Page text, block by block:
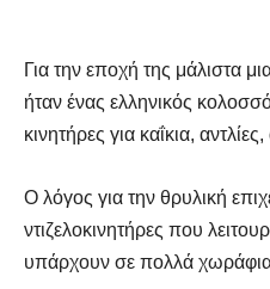
Για την εποχή της μάλιστα
ήταν ένας ελληνικός
κινητήρες για καΐκια,
Ο λόγος για την θρυλική
ντιζελοκινητήρες που
υπάρχουν σε πολλά